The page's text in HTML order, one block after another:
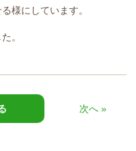
様にしています。
。
次へ »